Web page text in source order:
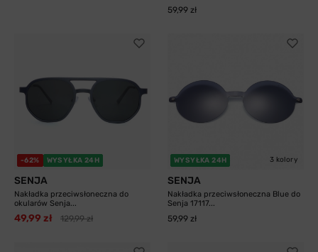
59,99 zł
-62% WYSYŁKA 24H
SENJA
Nakładka przeciwsłoneczna do
okularów Senja...
49,99 zł 129,99 zł
WYSYŁKA 24H 3 kolory
SENJA
Nakładka przeciwsłoneczna Blue do
Senja 17117...
59,99 zł